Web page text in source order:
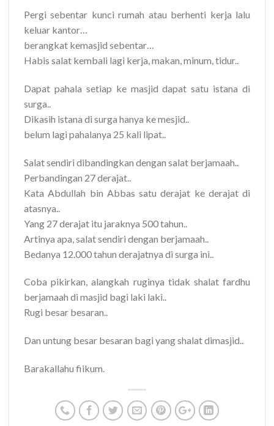
Pergi sebentar kunci rumah atau berhenti kerja lalu
keluar kantor…
berangkat kemasjid sebentar…
Habis salat kembali lagi kerja, makan, minum, tidur..
Dapat pahala setiap ke masjid dapat satu istana di
surga..
Dikasih istana di surga hanya ke mesjid..
belum lagi pahalanya 25 kali lipat..
Salat sendiri dibandingkan dengan salat berjamaah..
Perbandingan 27 derajat..
Kata Abdullah bin Abbas satu derajat ke derajat di
atasnya..
Yang 27 derajat itu jaraknya 500 tahun..
Artinya apa, salat sendiri dengan berjamaah..
Bedanya 12.000 tahun derajatnya di surga ini..
Coba pikirkan, alangkah ruginya tidak shalat fardhu
berjamaah di masjid bagi laki laki..
Rugi besar besaran..
Dan untung besar besaran bagi yang shalat dimasjid..
Barakallahu fiikum.